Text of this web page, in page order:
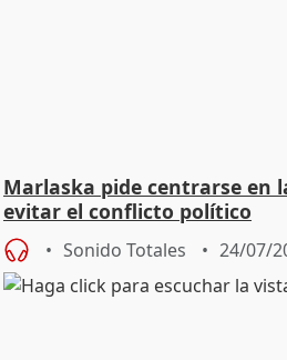
Marlaska pide centrarse en
evitar el conflicto político
Sonido Totales 24/07/